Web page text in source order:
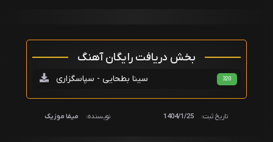
بخش دریافت رایگان آهنگ
سینا بطحایی - سپاسگزاری 320
تاریخ ثبت: 1404/1/25 نویسنده: میفا موزیک